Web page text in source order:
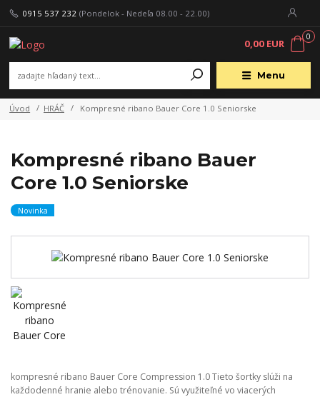
Menu
0915 537 232 (Pondelok - Nedeľa 08.00 - 22.00)
0
0,00 EUR
Úvod HRÁČ Kompresné ribano Bauer Core 1.0 Seniorske
Kompresné ribano Bauer
Core 1.0 Seniorske
Novinka
kompresné ribano Bauer Core Compression 1.0 Tieto šortky slúži na
každodenné hranie alebo trénovanie. Sú využiteľné vo viacerých